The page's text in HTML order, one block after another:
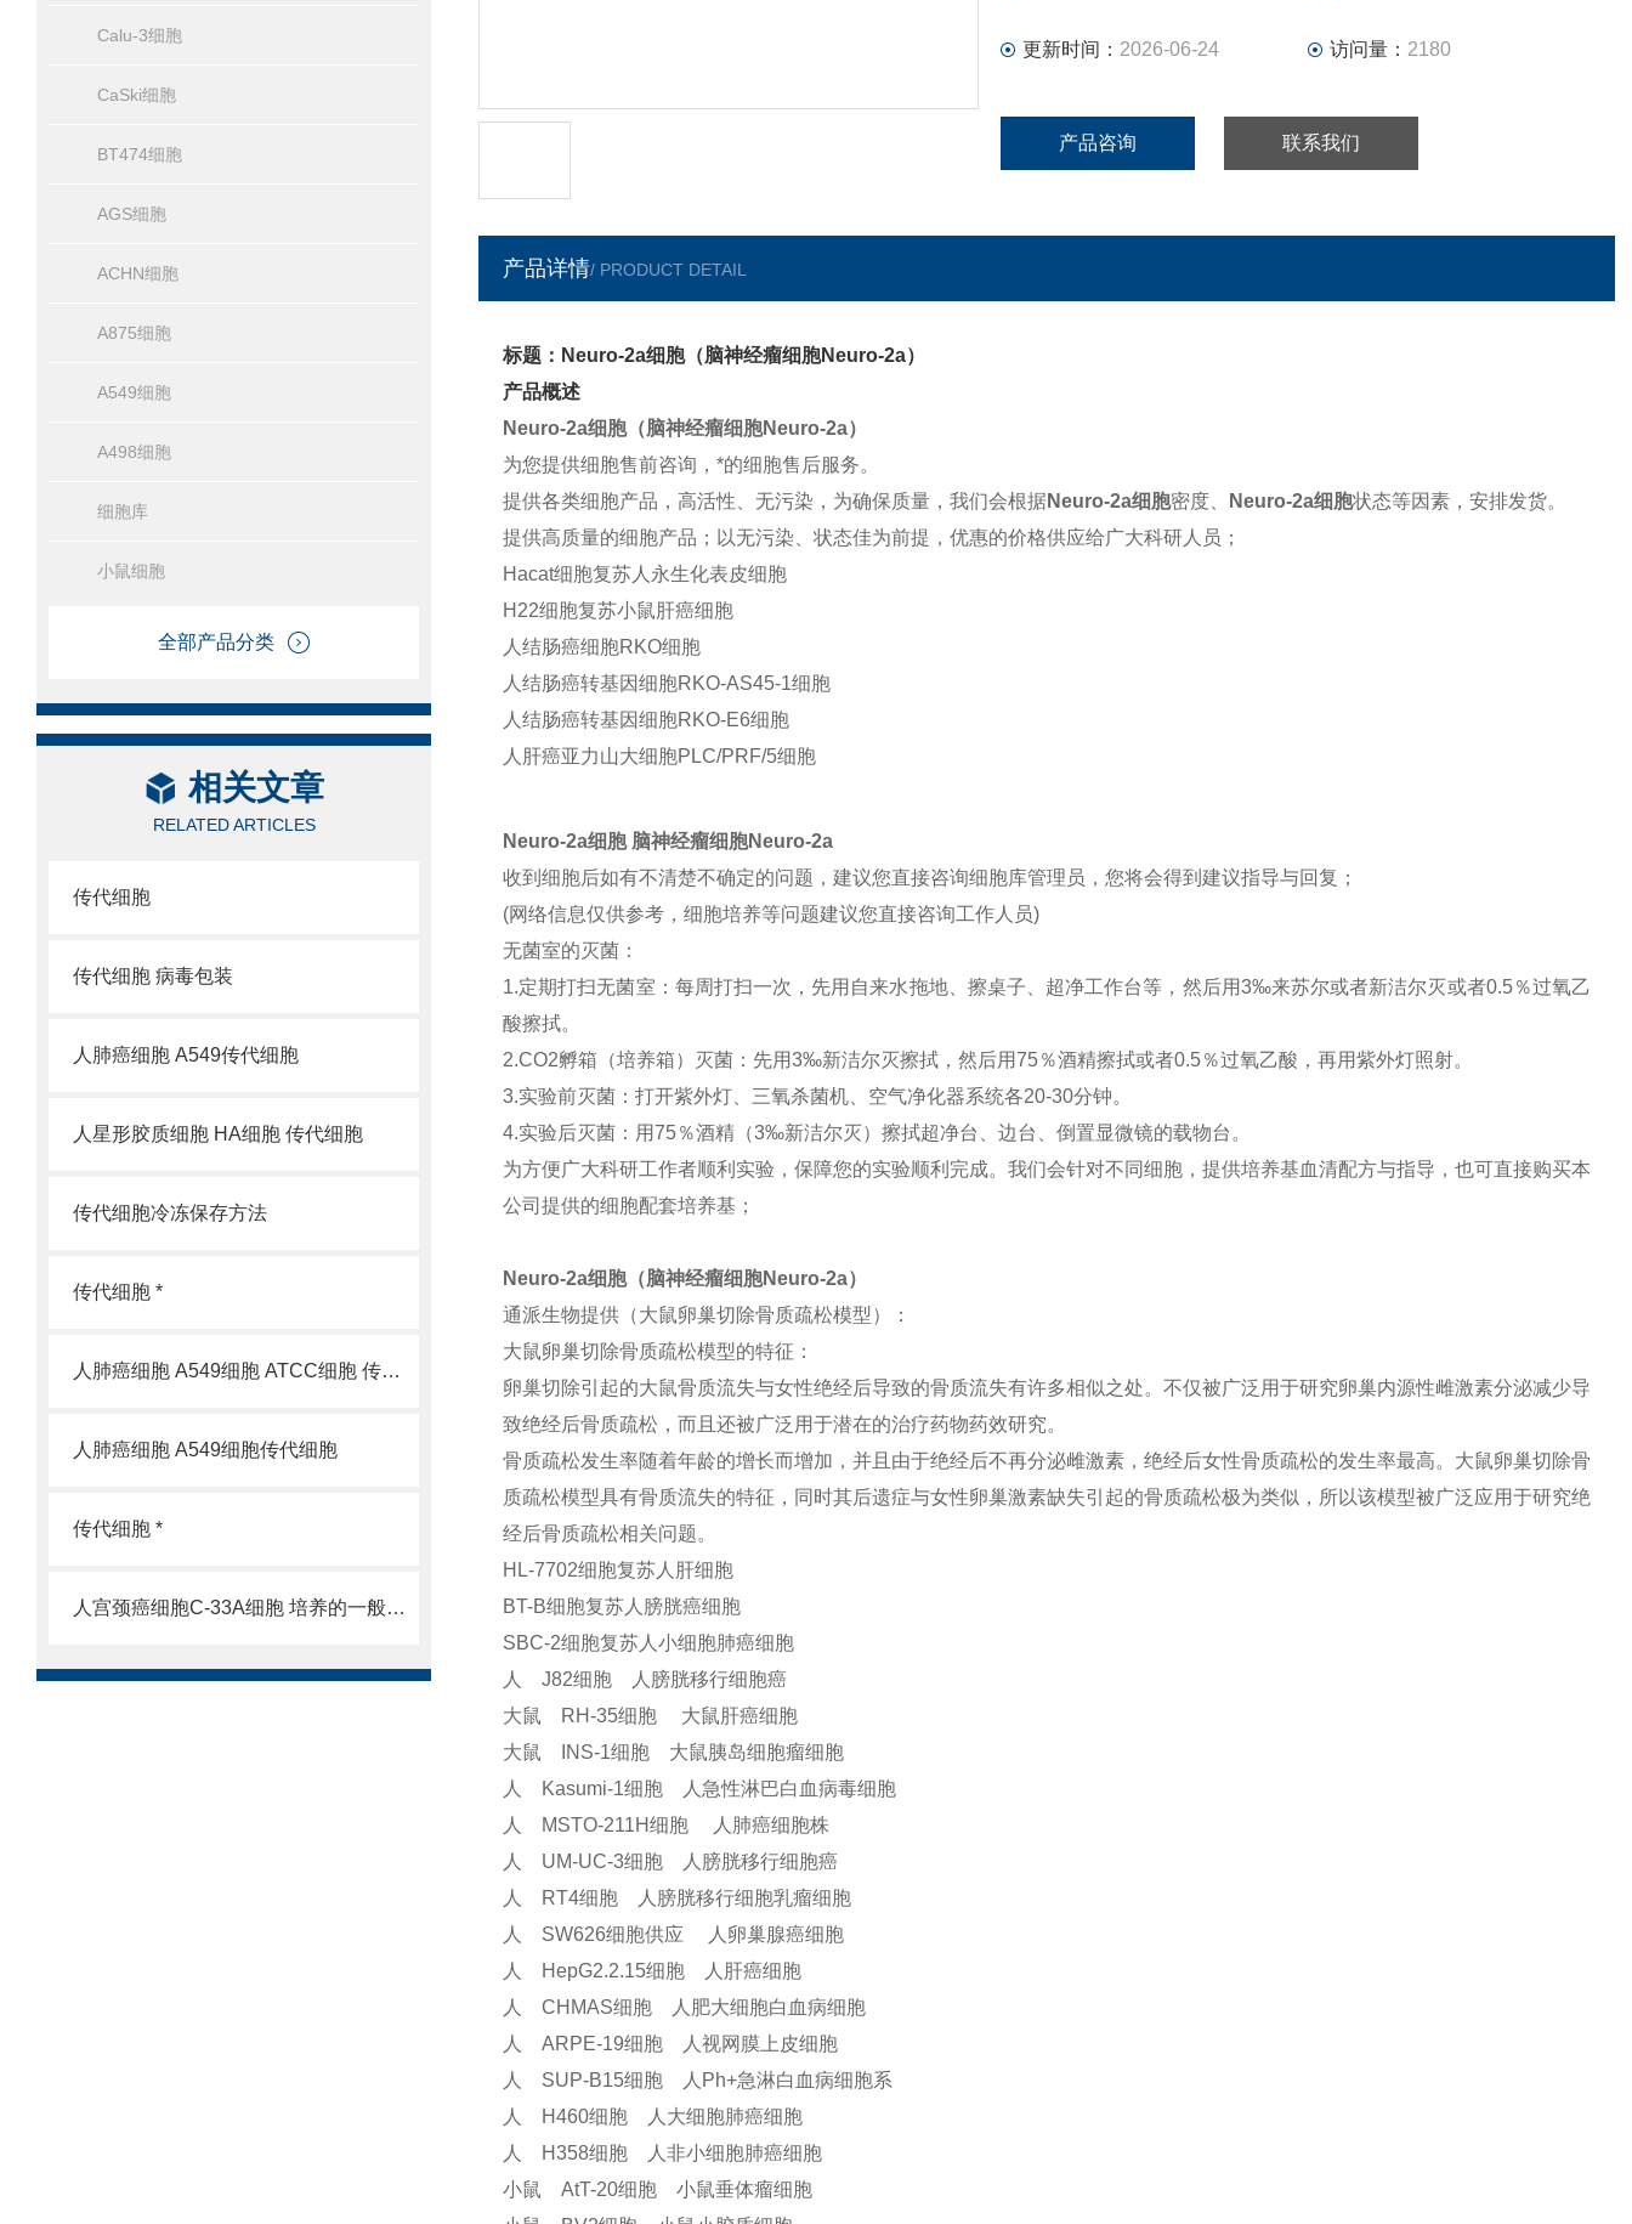
Calu-3细胞
CaSki细胞
BT474细胞
AGS细胞
ACHN细胞
A875细胞
A549细胞
A498细胞
细胞库
小鼠细胞
全部产品分类
相关文章
RELATED ARTICLES
传代细胞
传代细胞 病毒包装
人肺癌细胞 A549传代细胞
人星形胶质细胞 HA细胞 传代细胞
传代细胞冷冻保存方法
传代细胞 *
人肺癌细胞 A549细胞 ATCC细胞 传代细胞
人肺癌细胞 A549细胞传代细胞
传代细胞 *
人宫颈癌细胞C-33A细胞 培养的一般过程
更新时间： 2026-06-24 访问量： 2180
产品咨询 联系我们
产品详情/ PRODUCT DETAIL
标题：Neuro-2a细胞（脑神经瘤细胞Neuro-2a）
产品概述
Neuro-2a细胞（脑神经瘤细胞Neuro-2a）
为您提供细胞售前咨询，*的细胞售后服务。
提供各类细胞产品，高活性、无污染，为确保质量，我们会根据Neuro-2a细胞密度、 Neuro-2a细胞状态等因素，安排发货。
提供高质量的细胞产品；以无污染、状态佳为前提，优惠的价格供应给广大科研人员；
Hacat细胞复苏人永生化表皮细胞
H22细胞复苏小鼠肝癌细胞
人结肠癌细胞RKO细胞
人结肠癌转基因细胞RKO-AS45-1细胞
人结肠癌转基因细胞RKO-E6细胞
人肝癌亚力山大细胞PLC/PRF/5细胞
Neuro-2a细胞 脑神经瘤细胞Neuro-2a
收到细胞后如有不清楚不确定的问题，建议您直接咨询细胞库管理员，您将会得到建议指导与回复；
(网络信息仅供参考，细胞培养等问题建议您直接咨询工作人员)
无菌室的灭菌：
1.定期打扫无菌室：每周打扫一次，先用自来水拖地、擦桌子、超净工作台等，然后用3‰来苏尔或者新洁尔灭或者0.5％过氧乙
酸擦拭。
2.CO2孵箱（培养箱）灭菌：先用3‰新洁尔灭擦拭，然后用75％酒精擦拭或者0.5％过氧乙酸，再用紫外灯照射。
3.实验前灭菌：打开紫外灯、三氧杀菌机、空气净化器系统各20-30分钟。
4.实验后灭菌：用75％酒精（3‰新洁尔灭）擦拭超净台、边台、倒置显微镜的载物台。
为方便广大科研工作者顺利实验，保障您的实验顺利完成。我们会针对不同细胞，提供培养基血清配方与指导，也可直接购买本
公司提供的细胞配套培养基；
Neuro-2a细胞（脑神经瘤细胞Neuro-2a）
通派生物提供（大鼠卵巢切除骨质疏松模型）：
大鼠卵巢切除骨质疏松模型的特征：
卵巢切除引起的大鼠骨质流失与女性绝经后导致的骨质流失有许多相似之处。不仅被广泛用于研究卵巢内源性雌激素分泌减少导
致绝经后骨质疏松，而且还被广泛用于潜在的治疗药物药效研究。
骨质疏松发生率随着年龄的增长而增加，并且由于绝经后不再分泌雌激素，绝经后女性骨质疏松的发生率最高。大鼠卵巢切除骨
质疏松模型具有骨质流失的特征，同时其后遗症与女性卵巢激素缺失引起的骨质疏松极为类似，所以该模型被广泛应用于研究绝
经后骨质疏松相关问题。
HL-7702细胞复苏 人肝细胞
BT-B细胞复苏人膀胱癌细胞
SBC-2细胞复苏人小细胞肺癌细胞
人 J82细胞 人膀胱移行细胞癌
大鼠 RH-35细胞 大鼠肝癌细胞
大鼠 INS-1细胞 大鼠胰岛细胞瘤细胞
人 Kasumi-1细胞 人急性淋巴白血病毒细胞
人 MSTO-211H细胞 人肺癌细胞株
人 UM-UC-3细胞 人膀胱移行细胞癌
人 RT4细胞 人膀胱移行细胞乳瘤细胞
人 SW626细胞供应 人卵巢腺癌细胞
人 HepG2.2.15细胞 人肝癌细胞
人 CHMAS细胞 人肥大细胞白血病细胞
人 ARPE-19细胞 人视网膜上皮细胞
人 SUP-B15细胞 人Ph+急淋白血病细胞系
人 H460细胞 人大细胞肺癌细胞
人 H358细胞 人非小细胞肺癌细胞
小鼠 AtT-20细胞 小鼠垂体瘤细胞